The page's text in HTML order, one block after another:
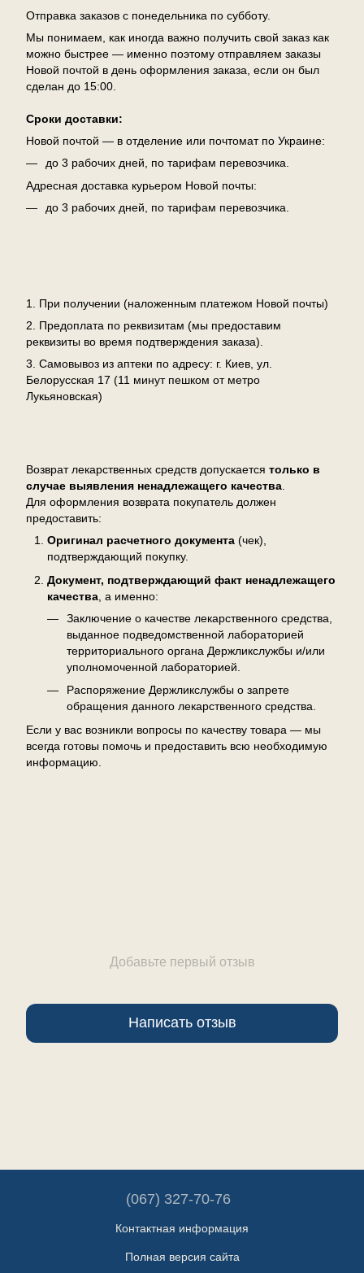
Отправка заказов с понедельника по субботу.
Мы понимаем, как иногда важно получить свой заказ как
можно быстрее — именно поэтому отправляем заказы
Новой почтой в день оформления заказа, если он был
сделан до 15:00.
Сроки доставки:
Новой почтой — в отделение или почтомат по Украине:
до 3 рабочих дней, по тарифам перевозчика.
Адресная доставка курьером Новой почты:
до 3 рабочих дней, по тарифам перевозчика.
1. При получении (наложенным платежом Новой почты)
2. Предоплата по реквизитам (мы предоставим
реквизиты во время подтверждения заказа).
3. Самовывоз из аптеки по адресу: г. Киев, ул.
Белорусская 17 (11 минут пешком от метро
Лукьяновская)
Возврат лекарственных средств допускается только в
случае выявления ненадлежащего качества.
Для оформления возврата покупатель должен
предоставить:
Оригинал расчетного документа (чек),
подтверждающий покупку.
Документ, подтверждающий факт ненадлежащего
качества , а именно:
Заключение о качестве лекарственного средства,
выданное подведомственной лабораторией
территориального органа Держликслужбы и/или
уполномоченной лабораторией.
Распоряжение Держликслужбы о запрете
обращения данного лекарственного средства.
Если у вас возникли вопросы по качеству товара — мы
всегда готовы помочь и предоставить всю необходимую
информацию.
Добавьте первый отзыв
Написать отзыв
(067) 327-70-76
Контактная информация
Полная версия сайта